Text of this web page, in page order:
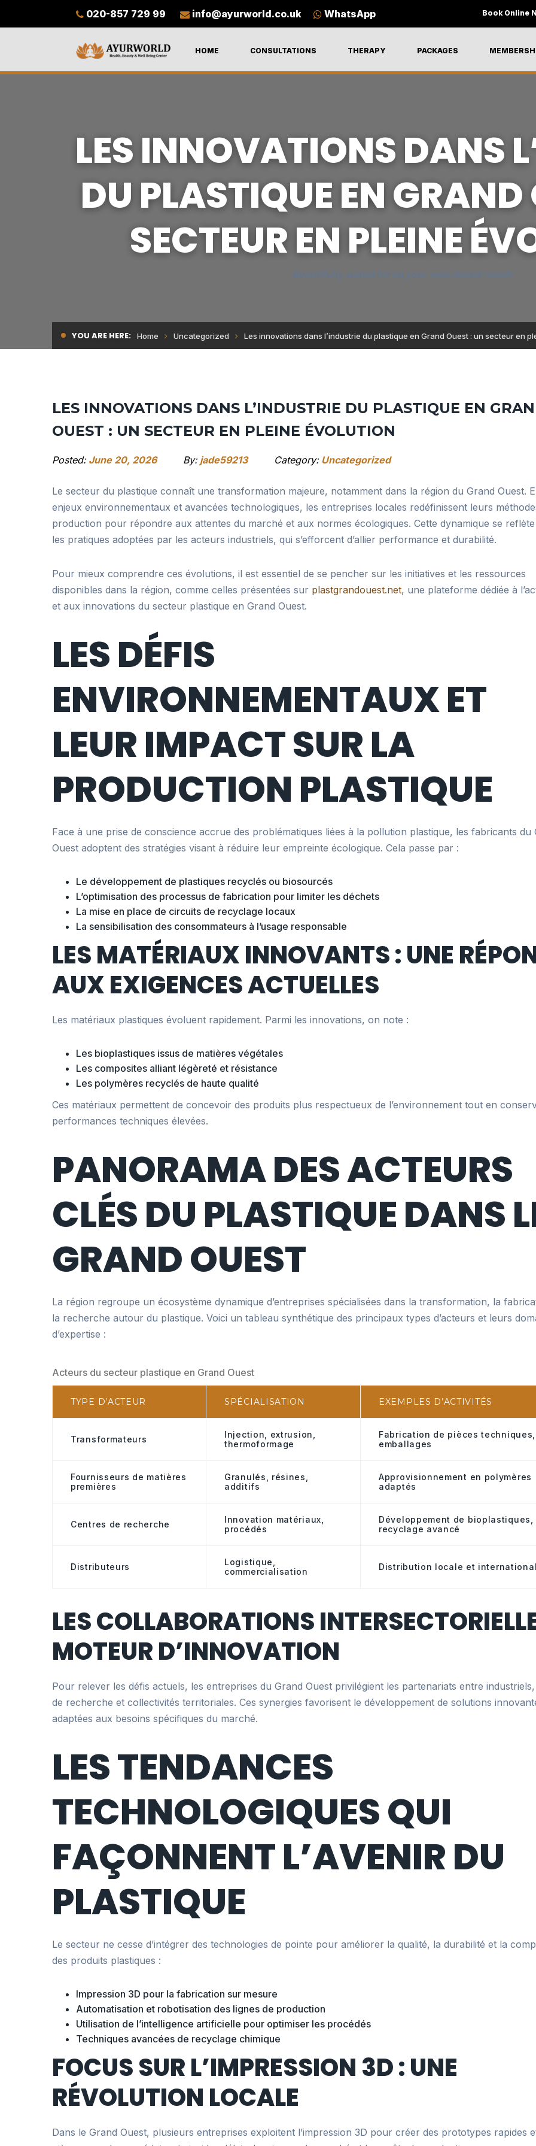
020-857 729 99 info@ayurworld.co.uk WhatsApp Book Online
HOME CONSULTATIONS THERAPY PACKAGES
LES INNOVATIONS DANS
DU PLASTIQUE EN GRAND
SECTEUR EN PLEINE
Beautifully suited for all your web-based needs
YOU ARE HERE: Home Uncategorized Les innovations dans l’industrie du plastique en Grand Ouest : un secteur en
LES INNOVATIONS DANS L’INDUSTRIE DU PLASTIQUE EN
OUEST : UN SECTEUR EN PLEINE ÉVOLUTION
Posted: June 20, 2026 By: jade59213 Category: Uncategorized
Le secteur du plastique connaît une transformation majeure, notamment dans la région du Grand Ouest.
enjeux environnementaux et avancées technologiques, les entreprises locales redéfinissent leurs
production pour répondre aux attentes du marché et aux normes écologiques. Cette dynamique se
les pratiques adoptées par les acteurs industriels, qui s’efforcent d’allier performance et durabilité.
Pour mieux comprendre ces évolutions, il est essentiel de se pencher sur les initiatives et les ressources
disponibles dans la région, comme celles présentées sur plastgrandouest.net, une plateforme dédiée à
et aux innovations du secteur plastique en Grand Ouest.
LES DÉFIS
ENVIRONNEMENTAUX ET
LEUR IMPACT SUR LA
PRODUCTION PLASTIQUE
Face à une prise de conscience accrue des problématiques liées à la pollution plastique, les fabricants du
Ouest adoptent des stratégies visant à réduire leur empreinte écologique. Cela passe par :
Le développement de plastiques recyclés ou biosourcés
L’optimisation des processus de fabrication pour limiter les déchets
La mise en place de circuits de recyclage locaux
La sensibilisation des consommateurs à l’usage responsable
LES MATÉRIAUX INNOVANTS : UNE
AUX EXIGENCES ACTUELLES
Les matériaux plastiques évoluent rapidement. Parmi les innovations, on note :
Les bioplastiques issus de matières végétales
Les composites alliant légèreté et résistance
Les polymères recyclés de haute qualité
Ces matériaux permettent de concevoir des produits plus respectueux de l’environnement tout en
performances techniques élevées.
PANORAMA DES ACTEURS
CLÉS DU PLASTIQUE DANS
GRAND OUEST
La région regroupe un écosystème dynamique d’entreprises spécialisées dans la transformation, la
la recherche autour du plastique. Voici un tableau synthétique des principaux types d’acteurs et leurs
d’expertise :
Acteurs du secteur plastique en Grand Ouest
TYPE D’ACTEUR SPÉCIALISATION EXEMPLES D’ACTIVITÉS
Transformateurs
Injection, extrusion,
thermoformage
Fabrication de pièces techniques,
emballages
Fournisseurs de matières
premières
Granulés, résines,
additifs
Approvisionnement en polymères
adaptés
Centres de recherche
Innovation matériaux,
procédés
Développement de bioplastiques,
recyclage avancé
Distributeurs
Logistique,
commercialisation
Distribution locale et
LES COLLABORATIONS
MOTEUR D’INNOVATION
Pour relever les défis actuels, les entreprises du Grand Ouest privilégient les partenariats entre
de recherche et collectivités territoriales. Ces synergies favorisent le développement de solutions
adaptées aux besoins spécifiques du marché.
LES TENDANCES
TECHNOLOGIQUES QUI
FAÇONNENT L’AVENIR DU
PLASTIQUE
Le secteur ne cesse d’intégrer des technologies de pointe pour améliorer la qualité, la durabilité et la
des produits plastiques :
Impression 3D pour la fabrication sur mesure
Automatisation et robotisation des lignes de production
Utilisation de l’intelligence artificielle pour optimiser les procédés
Techniques avancées de recyclage chimique
FOCUS SUR L’IMPRESSION 3D : UNE
RÉVOLUTION LOCALE
Dans le Grand Ouest, plusieurs entreprises exploitent l’impression 3D pour créer des prototypes rapides